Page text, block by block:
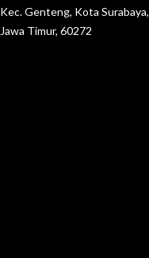
Kec. Genteng, Kota Surabaya,
Jawa Timur, 60272